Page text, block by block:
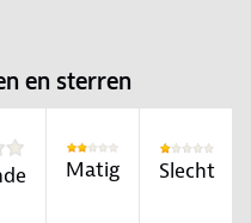
en sterren
Matig Slecht